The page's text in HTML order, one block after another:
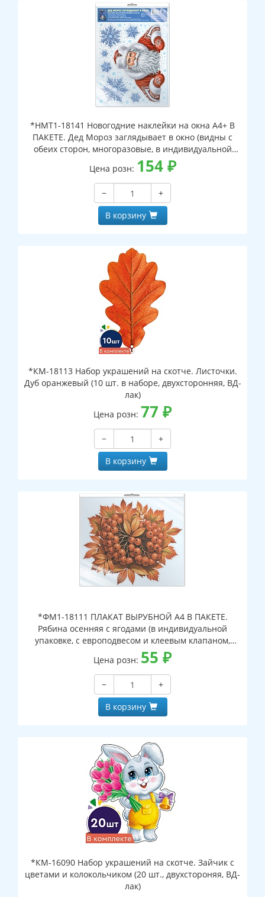
*НМТ1-18141 Новогодние наклейки на окна А4+ В
ПАКЕТЕ. Дед Мороз заглядывает в окно (видны с
обеих сторон, многоразовые, в индивидуальной
упаковке, с европодвесом и клеевым клапаном)
Цена розн: 154₽
−
+
В корзину
*КМ-18113 Набор украшений на скотче. Листочки.
Дуб оранжевый (10 шт. в наборе, двухсторонняя, ВД-
лак)
Цена розн: 77 ₽
−
+
В корзину
*ФМ1-18111 ПЛАКАТ ВЫРУБНОЙ А4 В ПАКЕТЕ.
Рябина осенняя с ягодами (в индивидуальной
упаковке, с европодвесом и клеевым клапаном,
двухсторонний, ВД-лак)
Цена розн: 55 ₽
−
+
В корзину
*КМ-16090 Набор украшений на скотче. Зайчик с
цветами и колокольчиком (20 шт., двухстороняя, ВД-
лак)